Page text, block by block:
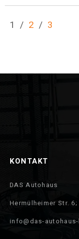
1 / 2 / 3
KONTAKT
DAS Autohaus
Hermülheimer Str.
info@das-